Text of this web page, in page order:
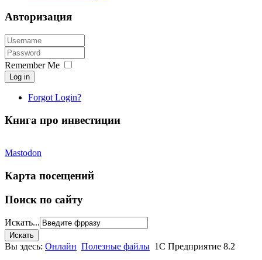
Авторизация
Remember Me
Log in
Forgot Login?
Книга про инвестиции
Mastodon
Карта посещений
Поиск по сайту
Искать...
Вы здесь: Онлайн Полезные файлы 1C Предприятие 8.2